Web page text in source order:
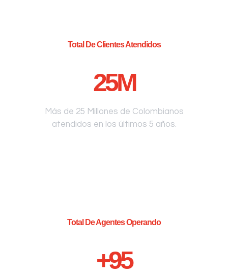
Total De Clientes Atendidos
25M
Más de 25 Millones de Colombianos
atendidos en los últimos 5 años.
Total De Agentes Operando
+95